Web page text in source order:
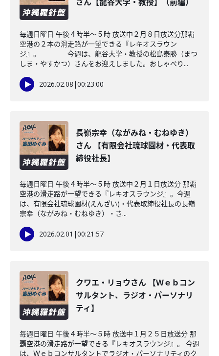
毎週日曜日 午後４時半～５時 放送中２月８日放送分那覇
空港の２本の滑走路が一望できる『レキオスラウン
ジ』。 今週は、龍谷大学・教授の松島泰勝（まつ
しま・やすかつ）さんをお迎えしました。おしゃべり...
2026.02.08 |00:23:00
長嶺宗幸（ながみね・むねゆき）
さん 【有限会社琉球園材・代表取
締役社長】
毎週日曜日 午後４時半～５時 放送中２月１日放送分 那覇
空港の滑走路が一望できる『レキオスラウンジ』。今週
は、有限会社琉球園材(えんざい)・代表取締役社長の長嶺
宗幸（ながみね・むねゆき）・さ...
2026.02.01 |00:21:57
クワエ・リョウさん 【Ｗｅｂコン
サルタント、ラジオ・パーソナリ
ティ】
毎週日曜日 午後４時半～５時 放送中１月２５日放送分 那
覇空港の滑走路が一望できる『レキオスラウンジ』。 今週
は、Ｗｅｂコンサルタントでラジオ・パーソナリティのク